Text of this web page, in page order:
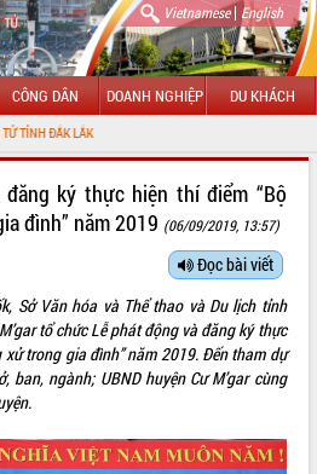
Vietnamese| English
CÔNG DÂN DOANH NGHIỆP DU KHÁCH
ký thực hiện thí điểm “Bộ
đình” năm 2019 (06/09/2019, 13:57)
Đọc bài viết
Sở Văn hóa và Thể thao và Du lịch tỉnh
tổ chức Lễ phát động và đăng ký thực
xử trong gia đình” năm 2019. Đến tham dự
ban, ngành; UBND huyện Cư M’gar cùng